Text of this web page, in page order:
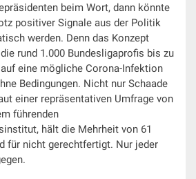
beim Wort, dann könnte
positiver Signale aus der Politik
werden. Denn das Konzept
rund 1.000 Bundesligaprofis bis zu
eine mögliche Corona-Infektion
Bedingungen. Nicht nur Schaade
einer repräsentativen Umfrage von
führenden
hält die Mehrheit von 61
für nicht gerechtfertigt. Nur jeder